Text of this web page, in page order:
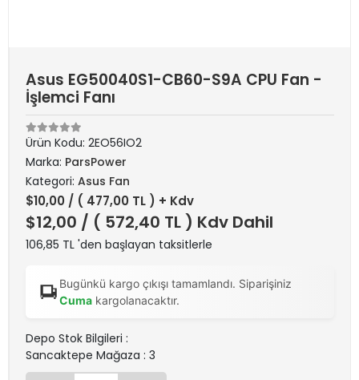
Asus EG50040S1-CB60-S9A CPU Fan -
İşlemci Fanı
Ürün Kodu: 2EO56IO2
Marka: ParsPower
Kategori: Asus Fan
$10,00 / ( 477,00 TL ) + Kdv
$12,00 / ( 572,40 TL ) Kdv Dahil
106,85 TL 'den başlayan taksitlerle
Bugünkü kargo çıkışı tamamlandı. Siparişiniz
Cumakargolanacaktır.
Depo Stok Bilgileri :
Sancaktepe Mağaza : 3